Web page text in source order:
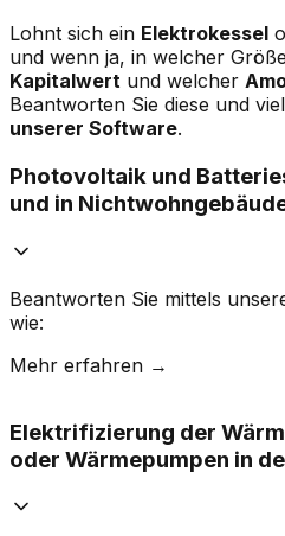
Lohnt sich ein Elektrokessel
und wenn ja, in welcher
Kapitalwert und welcher
Beantworten Sie diese und
unserer Software.
Photovoltaik und
und in
Beantworten Sie mittels
wie:
Mehr erfahren →
wirklich sein?
•Welche Speichergröße
Eigenverbrauch, Peak
Elektrifizierung der
oder Wärmepumpen in